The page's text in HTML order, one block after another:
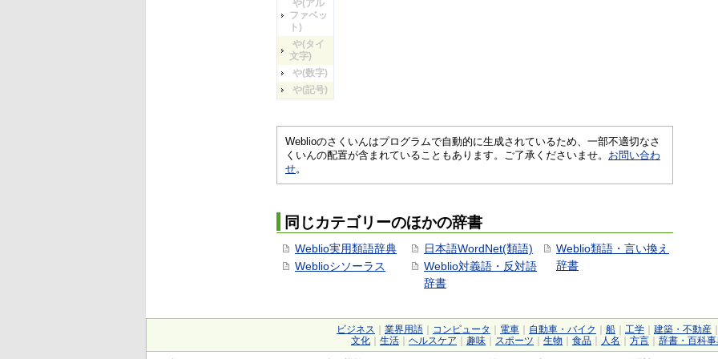
や(アル
ファベッ
ト)
や(タイ
文字)
や(数字)
や(記号)
Weblioのさくいんはプログラムで自動的に生成されているため、一部不適切なさ
くいんの配置が含まれていることもあります。ご了承くださいませ。 お問い合わ
せ。
同じカテゴリーのほかの辞書
Weblio実用類語辞典
Weblioシソーラス
日本語WordNet(類語)
Weblio対義語・反対語
辞書
Weblio類語・言い換え
辞書
ビジネス 業界用語 コンピュータ 電車 自動車・バイク 船 工学 建築・不動産
文化
生活 ヘルスケア 趣味 スポーツ 生物 食品 人名 方言 辞書・百科事